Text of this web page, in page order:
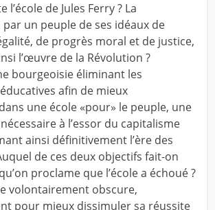
l’école de Jules Ferry ? La
un peuple de ses idéaux de
de progrès moral et de justice,
l’œuvre de la Révolution ?
bourgeoisie éliminant les
afin de mieux
une école «pour» le peuple, une
à l’essor du capitalisme
ainsi définitivement l’ère des
de ces deux objectifs fait-on
proclame que l’école a échoué ?
volontairement obscure,
pour mieux dissimuler sa réussite